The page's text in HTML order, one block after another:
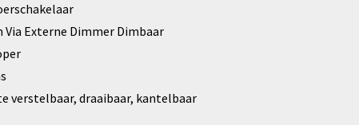
Via Externe Dimmer Dimbaar
verstelbaar, draaibaar, kantelbaar